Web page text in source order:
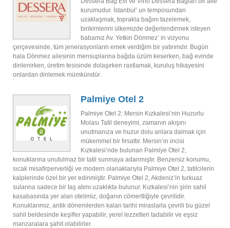
kurumudur. İstanbul’ un temposundan
uzaklaşmak, toprakla bağını tazelemek,
birikimlerini ülkemizde değerlendirmek isteyen
babamız Av. Yetkin Dönmez’ in vizyonu
çerçevesinde, tüm jenerasyonların emek verdiğim bir yatırımdır. Bugün
hala Dönmez ailesinin mensuplarına bağda üzüm keserken, bağ evinde
dinlenirken, üretim tesisinde dolaşırken rastlamak, kuruluş hikayesini
onlardan dinlemek mümkündür.
Palmiye Otel 2
Palmiye Otel 2: Mersin Kızkalesi’nin Huzurlu
Molası Tatil deneyimi, zamanın akışını
unutmanıza ve huzur dolu anlara dalmak için
mükemmel bir fırsattır. Mersin’in incisi
Kızkalesi’nde bulunan Palmiye Otel 2,
konuklarına unutulmaz bir tatil sunmaya adanmıştır. Benzersiz konumu,
sıcak misafirperverliği ve modern olanaklarıyla Palmiye Otel 2, tatilcilerin
kalplerinde özel bir yer edinmiştir. Palmiye Otel 2, Akdeniz’in turkuaz
sularına sadece bir taş atımı uzaklıkta bulunur. Kızkalesi’nin şirin sahil
kasabasında yer alan otelimiz, doğanın cömertliğiyle çevrilidir.
Konuklarımız, antik dönemlerden kalan tarihi miraslarla çevrili bu güzel
sahil beldesinde keşifler yapabilir, yerel lezzetleri tadabilir ve eşsiz
manzaralara şahit olabilirler.